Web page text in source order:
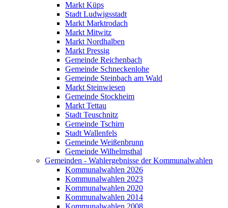
Markt Küps
Stadt Ludwigsstadt
Markt Marktrodach
Markt Mitwitz
Markt Nordhalben
Markt Pressig
Gemeinde Reichenbach
Gemeinde Schneckenlohe
Gemeinde Steinbach am Wald
Markt Steinwiesen
Gemeinde Stockheim
Markt Tettau
Stadt Teuschnitz
Gemeinde Tschirn
Stadt Wallenfels
Gemeinde Weißenbrunn
Gemeinde Wilhelmsthal
Gemeinden - Wahlergebnisse der Kommunalwahlen
Kommunalwahlen 2026
Kommunalwahlen 2023
Kommunalwahlen 2020
Kommunalwahlen 2014
Kommunalwahlen 2008